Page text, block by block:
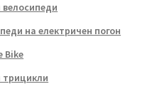
велосипеди
на електричен погон
Bike
трицикли